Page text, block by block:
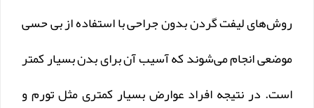
روش‌های لیفت گردن بدون جراحی با استفاده از بی حسی
موضعی انجام می‌شوند که آسیب آن برای بدن بسیار کمتر
است. در نتیجه افراد عوارض بسیار کمتری مثل تورم و